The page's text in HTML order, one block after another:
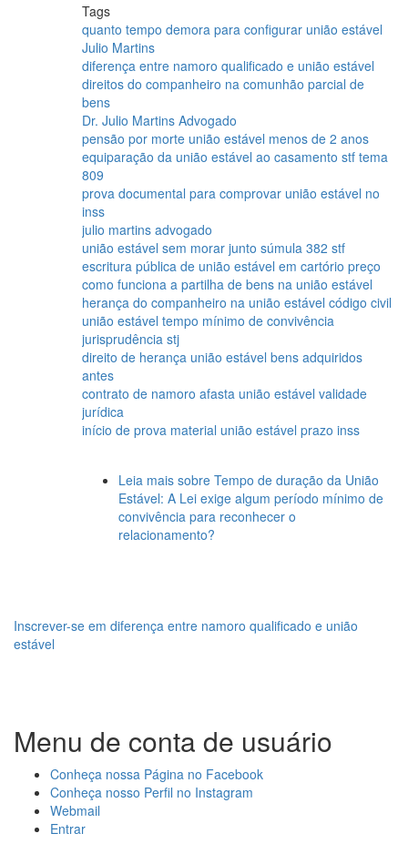
Tags
quanto tempo demora para configurar união estável
Julio Martins
diferença entre namoro qualificado e união estável
direitos do companheiro na comunhão parcial de
bens
Dr. Julio Martins Advogado
pensão por morte união estável menos de 2 anos
equiparação da união estável ao casamento stf tema
809
prova documental para comprovar união estável no
inss
julio martins advogado
união estável sem morar junto súmula 382 stf
escritura pública de união estável em cartório preço
como funciona a partilha de bens na união estável
herança do companheiro na união estável código civil
união estável tempo mínimo de convivência
jurisprudência stj
direito de herança união estável bens adquiridos
antes
contrato de namoro afasta união estável validade
jurídica
início de prova material união estável prazo inss
Leia mais sobre Tempo de duração da União
Estável: A Lei exige algum período mínimo de
convivência para reconhecer o
relacionamento?
Inscrever-se em diferença entre namoro qualificado e união
estável
Menu de conta de usuário
Conheça nossa Página no Facebook
Conheça nosso Perfil no Instagram
Webmail
Entrar